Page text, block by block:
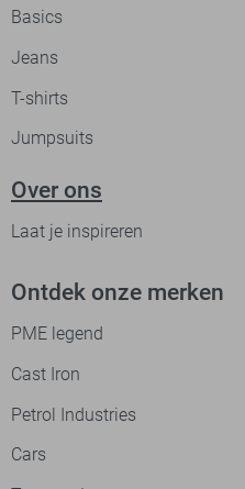
Basics
Jeans
T-shirts
Jumpsuits
Over ons
Laat je inspireren
Ontdek onze merken
PME legend
Cast Iron
Petrol Industries
Cars